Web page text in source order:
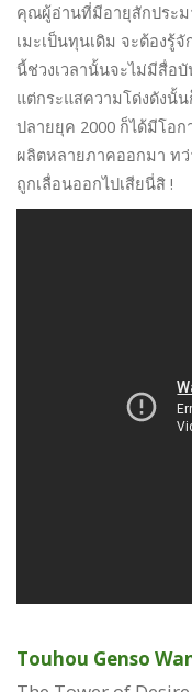
คุณผู้อ่านที่มีอายุสักประ
เมะเป็นทุนเดิม จะต้องรู้
นี้ช่วงเวลานั้นจะไม่มีสื่อบั
แต่กระแสความโด่งดังนั้
ปลายยุค 2000 ก็ได้มีโอ
ผลิตหลายภาคออกมา ท
ถูกเลื่อนออกไปเสียนี่สิ !
Touhou Genso